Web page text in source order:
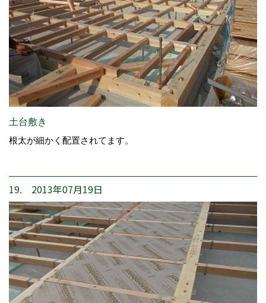
土台敷き
根太が細かく配置されてます。
19. 2013年07月19日